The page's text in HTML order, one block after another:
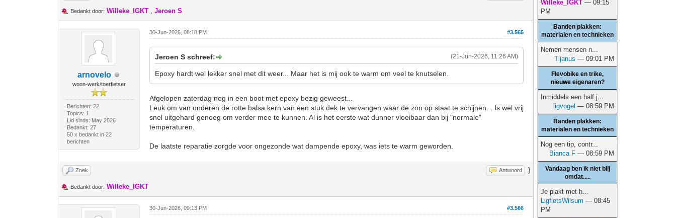
Bedankt door: Willeke_IGKT ,Jeroen S
arnovelo
woon-werk/toerfietser
Berichten: 22
Topics: 1
Lid sinds: May 2026
Bedankt: 27
50 x bedankt in 22
berichten
#3.565
30-Jun-2026, 08:18 PM
(21-Jun-2026, 11:26 AM)
Jeroen S schreef:
Epoxy hardt wel lekker snel met dit weer... Maar het is mij ook te warm om veel te knutselen.
Afgelopen zaterdag nog in een boot met epoxy bezig geweest...
Leuk om van onderen de rotte balsa kern van een stuk dek te vervangen waar de zon op staat te schijnen... Is wel vrij
snel uitgehard genoeg om verder mee te kunnen. Al is het eerste wat dunner vloeibaar dan bij "normale"
temperaturen.
De laatste reparatie zorgde voor ongezonde wat dampende epoxy, was iets te warm geworden.
Zoek Antwoord }
Bedankt door: Willeke_IGKT
#3.566
30-Jun-2026, 09:13 PM
Willeke_IGKT — 09:15
PM
Banden plakken:
materialen en technieken
Nemen mensen n...
Tijanus — 09:01 PM
Flevobike en trike,
nieuwe eigenaren?
Inmiddels een half j...
ligvogel — 08:59 PM
Banden plakken:
materialen en technieken
Nog een tip, contr...
Bianca F — 08:59 PM
Vandaag ben ik niet blij
omdat.....
Je plakt met h...
LigfietsWilsum — 08:45
PM